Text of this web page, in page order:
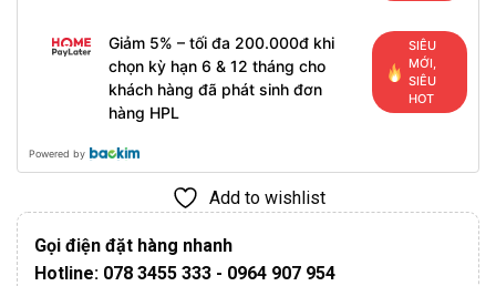
Giảm 5% – tối đa 200.000đ khi
chọn kỳ hạn 6 & 12 tháng cho
khách hàng đã phát sinh đơn
hàng HPL
SIÊU
MỚI,
SIÊU
HOT
Powered by
Add to wishlist
Gọi điện đặt hàng nhanh
Hotline: 078 3455 333 - 0964 907 954